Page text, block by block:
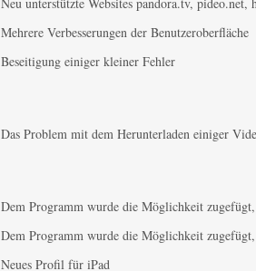
Mehrere Verbesserungen der Benutzeroberfläche
Beseitigung einiger kleiner Fehler
Das Problem mit dem Herunterladen einiger
Dem Programm wurde die Möglichkeit
Dem Programm wurde die Möglichkeit
Neues Profil für iPad